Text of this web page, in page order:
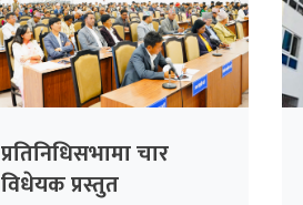
प्रतिनिधिसभामा चार
विधेयक प्रस्तुत